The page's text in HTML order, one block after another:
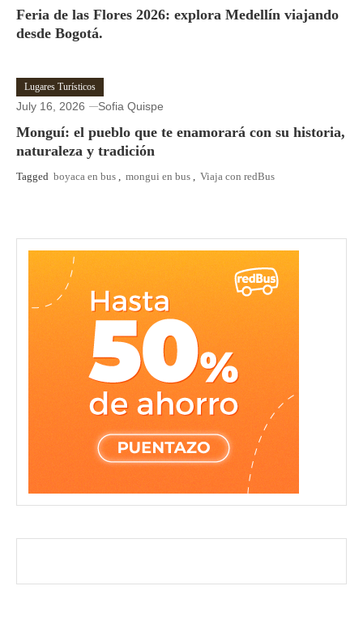
Feria de las Flores 2026: explora Medellín viajando
desde Bogotá.
Lugares Turísticos
July 16, 2026 Sofia Quispe
Monguí: el pueblo que te enamorará con su historia,
naturaleza y tradición
Tagged boyaca en bus , mongui en bus , Viaja con redBus